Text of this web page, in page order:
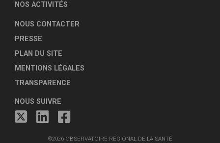
NOS ACTIVITÉS
NOUS CONTACTER
PRESSE
PLAN DU SITE
MENTIONS LÉGALES
TRANSPARENCE
NOUS SUIVRE
©2026 OBSERVATOIRE RÉGIONAL DE LA SANTÉ